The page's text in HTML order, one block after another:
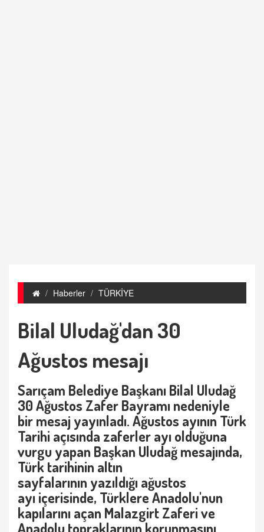
Haberler TÜRKİYE
Bilal Uludağ'dan 30
Ağustos mesajı
Sarıçam Belediye Başkanı Bilal Uludağ
30 Ağustos Zafer Bayramı nedeniyle
bir mesaj yayınladı. Ağustos ayının Türk
Tarihi açısında zaferler ayı olduğuna
vurgu yapan Başkan Uludağ mesajında,
Türk tarihinin altın
sayfalarının yazıldığı ağustos
ayı içerisinde, Türklere Anadolu'nun
kapılarını açan Malazgirt Zaferi ve
Anadolu topraklarının korunmasını